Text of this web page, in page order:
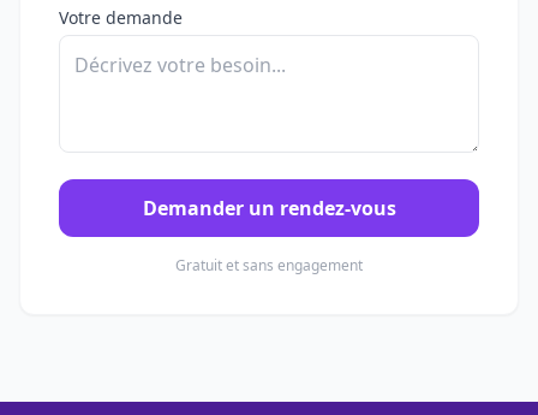
Votre demande
Demander un rendez-vous
Gratuit et sans engagement